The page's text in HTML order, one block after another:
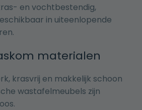
en vochtbestendig,
in uiteenlopende
materialen
krasvrij en makkelijk schoon
wastafelmeubels zijn